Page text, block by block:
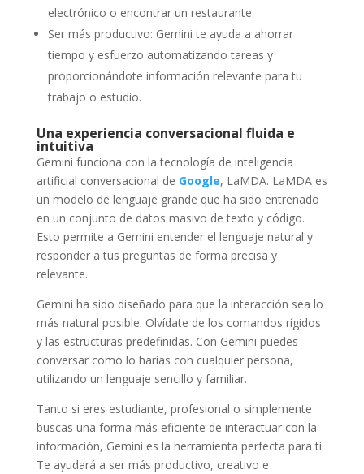
electrónico o encontrar un restaurante.
Ser más productivo: Gemini te ayuda a ahorrar
tiempo y esfuerzo automatizando tareas y
proporcionándote información relevante para tu
trabajo o estudio.
Una experiencia conversacional fluida e
intuitiva
Gemini funciona con la tecnología de inteligencia
artificial conversacional de Google, LaMDA. LaMDA es
un modelo de lenguaje grande que ha sido entrenado
en un conjunto de datos masivo de texto y código.
Esto permite a Gemini entender el lenguaje natural y
responder a tus preguntas de forma precisa y
relevante.
Gemini ha sido diseñado para que la interacción sea lo
más natural posible. Olvídate de los comandos rígidos
y las estructuras predefinidas. Con Gemini puedes
conversar como lo harías con cualquier persona,
utilizando un lenguaje sencillo y familiar.
Tanto si eres estudiante, profesional o simplemente
buscas una forma más eficiente de interactuar con la
información, Gemini es la herramienta perfecta para ti.
Te ayudará a ser más productivo, creativo e